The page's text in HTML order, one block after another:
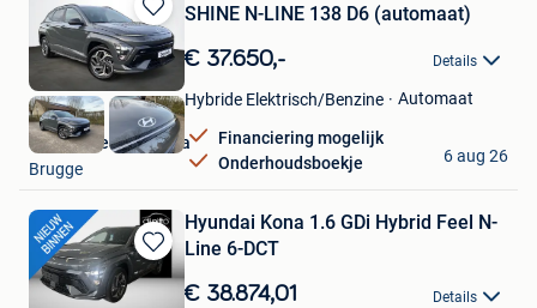
Bewaren
in
Mijn
Favorieten
SHINE N-LINE 138 D6 (automaat)
€ 37.650,- Details
Hybride Elektrisch/Benzine Automaat
Financiering mogelijk
Onderhoudsboekje
Garage Devisch Bvba
Brugge
6 aug 26
Bewaren
in
Hyundai Kona 1.6 GDi Hybrid Feel N-
Line 6-DCT
€ 38.874,01 Details